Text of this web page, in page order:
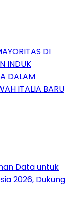
DI
INDUK
DALAM
ITALIA BARU
Data untuk
2026, Dukung